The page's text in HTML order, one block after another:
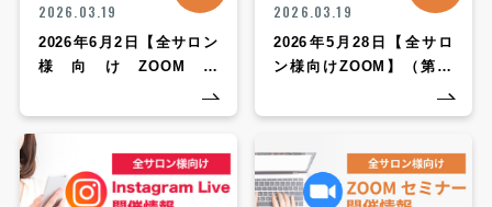
2026.03.19
2026年6月2日【全サロン
様向けZOOM】
SPICARE ZOOMセミナ
ー
2026.03.19
2026年5月28日【全サロ
ン様向けZOOM】（第48
回CHARIS定期勉強会
ZOOMセミナー）